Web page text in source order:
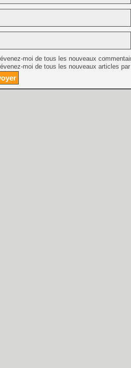
moi de tous les nouveaux
moi de tous les nouveaux articles